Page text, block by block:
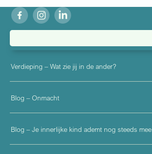
fb ig in
Verdieping – Wat zie jij in de ander?
Blog – Onmacht
Blog – Je innerlijke kind ademt nog steeds mee